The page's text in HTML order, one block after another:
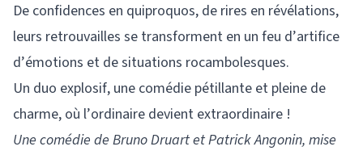
De confidences en quiproquos, de rires en révélations,
leurs retrouvailles se transforment en un feu d’artifice
d’émotions et de situations rocambolesques.
Un duo explosif, une comédie pétillante et pleine de
charme, où l’ordinaire devient extraordinaire !
Une comédie de Bruno Druart et Patrick Angonin, mise